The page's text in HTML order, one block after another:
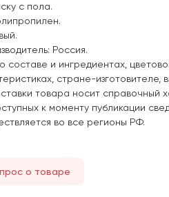
с пола.
Россия.
составе и ингредиентах,
стране-изготовителе,
товара носит справочный
к моменту публикации
во все регионы РФ.
о товаре